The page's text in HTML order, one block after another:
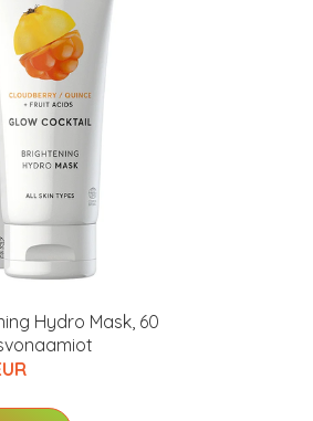
Hydro Mask, 60